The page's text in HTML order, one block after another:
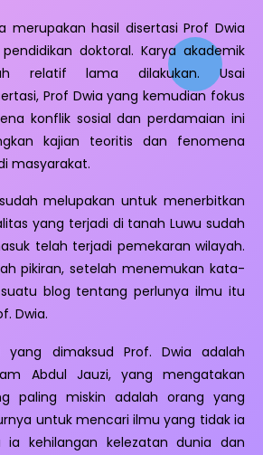
merupakan hasil disertasi Prof Dwia
doktoral. Karya akademik
relatif lama dilakukan. Usai
Prof Dwia yang kemudian fokus
konflik sosial dan perdamaian ini
kajian teoritis dan fenomena
masyarakat.
melupakan untuk menerbitkan
yang terjadi di tanah Luwu sudah
telah terjadi pemekaran wilayah.
pikiran, setelah menemukan kata-
blog tentang perlunya ilmu itu
Dwia.
yang dimaksud Prof. Dwia adalah
Abdul Jauzi, yang mengatakan
paling miskin adalah orang yang
untuk mencari ilmu yang tidak ia
ia kehilangan kelezatan dunia dan